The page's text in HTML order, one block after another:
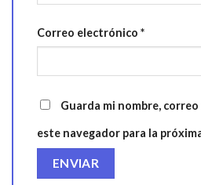
Correo electrónico *
Guarda mi nombre,
este navegador para la